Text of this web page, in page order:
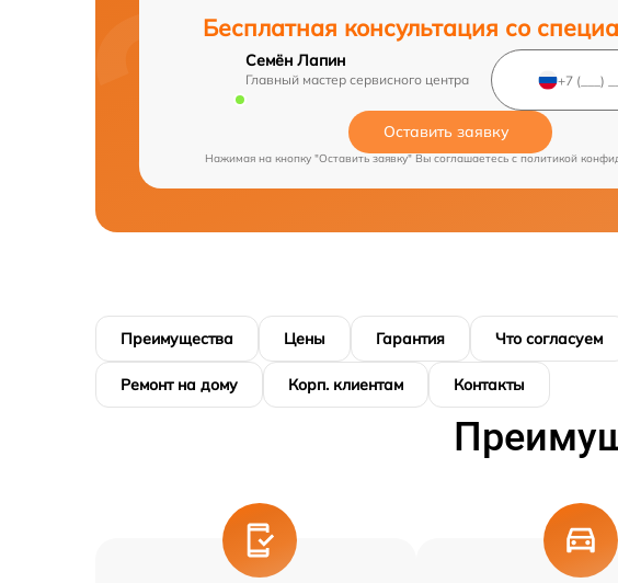
Бесплатная консультация со
Семён Лапин
Главный мастер сервисного центра
Оставить заявку
Нажимая на кнопку "Оставить заявку" Вы соглашаетесь cполитикой
Преимущества Цены Гарантия Что согласуем
Ремонт на дому Корп. клиентам Контакты